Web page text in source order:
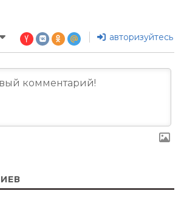
авторизуйтесь